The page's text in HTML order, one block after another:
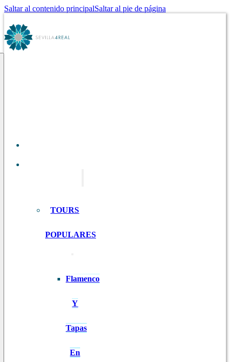
Saltar al contenido principalSaltar al pie de página
TOURS
POPULARES
Flamenco
Y
Tapas
En